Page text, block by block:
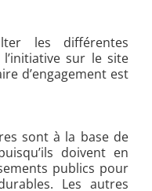
les différentes
sur le site
d’engagement est
sont à la base de
doivent en
publics pour
Les autres